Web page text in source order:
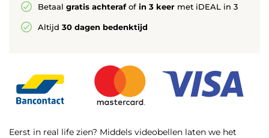
Betaal gratis achterafof in 3 keer met iDEAL in 3
Altijd 30 dagen bedenktijd
Eerst in real life zien? Middels videobellen laten we het